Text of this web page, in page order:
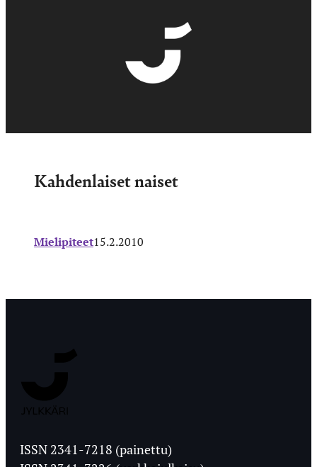
Kahdenlaiset naiset
Mielipiteet15.2.2010
Ylioppilaslehti
ISSN 2341-7218 (painettu)